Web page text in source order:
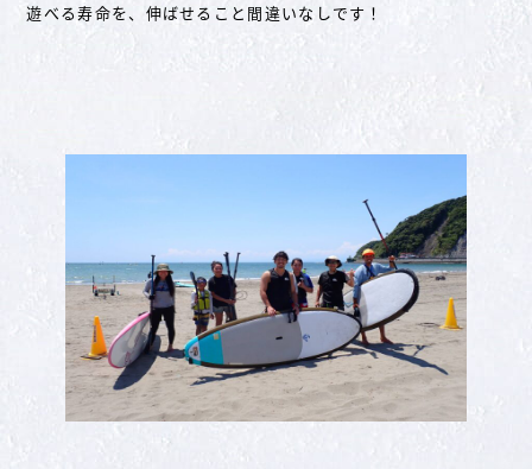
遊べる寿命を、伸ばせること間違いなしです！